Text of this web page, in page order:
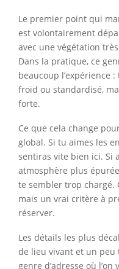
Le premier point qui
est volontairement
avec une végétation
Dans la pratique, ce
beaucoup l’expérience
froid ou standardisé,
forte.
Ce que cela change
global. Si tu aimes les
sentiras vite bien ici. Si
atmosphère plus
te sembler trop chargé.
mais un vrai critère à
réserver.
Les détails les plus
de lieu vivant et un peu
genre d’adresse où